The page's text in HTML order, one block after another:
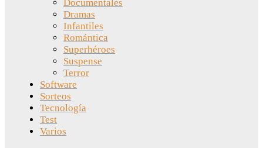
Documentales
Dramas
Infantiles
Romántica
Superhéroes
Suspense
Terror
Software
Sorteos
Tecnología
Test
Varios